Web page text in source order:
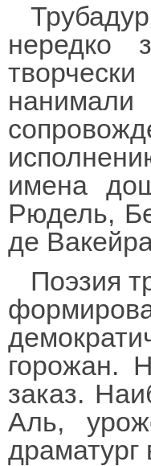
нередко
имена
Рюдель,
де
Поэзия
горожан.
заказ.
Аль,
драматург